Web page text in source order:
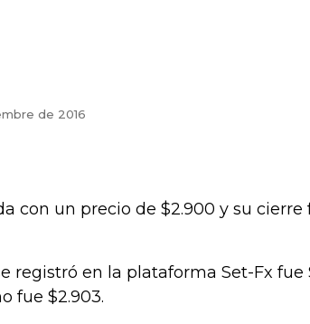
de 2016
con un precio de $2.900 y su cierre
registró en la plataforma Set-Fx fue
fue $2.903.